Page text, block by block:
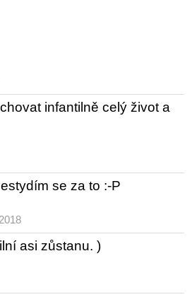
infantilně celý život a
se za to :-P
asi zůstanu. )